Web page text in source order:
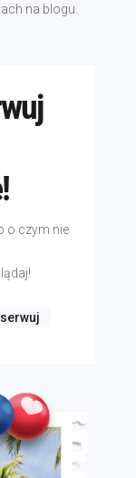
na blogu.
o czym nie